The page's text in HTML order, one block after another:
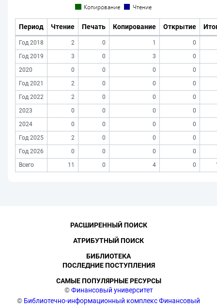
Период Чтение Печать Копирование Открытие
Год 2018 2 0 1
0
Год 2019
3 0 3
0
2020
0 0 0
0
Год 2021
2 0 0
0
Год 2022
2 0 0
0
2023
0 0 0
0
2024
0 0 0
0
Год 2025
2 0 0
0
Год 2026
0 0 0
0
Всего
11 0 4 0
©Финансовый университет
© Библиотечно-информационный комплекс Финансовый
РАСШИРЕННЫЙ ПОИСК
АТРИБУТНЫЙ ПОИСК
БИБЛИОТЕКА
ПОСЛЕДНИЕ ПОСТУПЛЕНИЯ
САМЫЕ ПОПУЛЯРНЫЕ РЕСУРСЫ